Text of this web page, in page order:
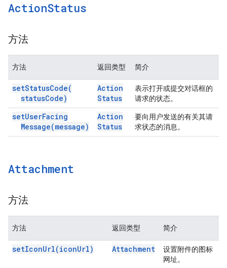
ActionStatus
方法
方法 返回类型 简介
setStatusCode(
statusCode)
Action
Status
表示打开或提交对话框的
请求的状态。
setUserFacing
Message(message)
Action
Status
要向用户发送的有关其请
求状态的消息。
Attachment
方法
方法 返回类型 简介
setIconUrl(iconUrl) Attachment
设置附件的图标
网址。